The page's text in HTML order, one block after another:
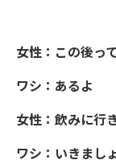
女性：この後っ
ワシ：あるよ
女性：飲みに行
ワシ：いきまし